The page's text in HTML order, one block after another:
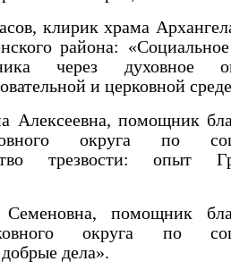
клирик храма
района:
через духовное
и церковной
Алексеевна, помощник
округа по
трезвости: опыт
помощник
округа по
дела».